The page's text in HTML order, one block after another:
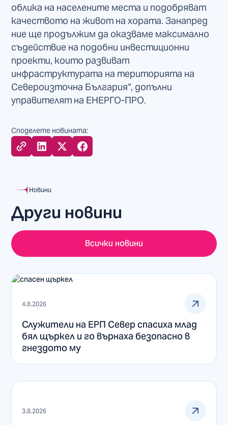
облика на населените места и подобряват
качеството на живот на хората. Занапред
ние ще продължим да оказваме максимално
съдействие на подобни инвестиционни
проекти, които развиват
инфраструктурата на територията на
Североизточна България“, допълни
управителят на ЕНЕРГО-ПРО.
Споделете новината:
Новини
Други новини
Всички новини
4.8.2026
Служители на ЕРП Север спасиха млад
бял щъркел и го върнаха безопасно в
гнездото му
3.8.2026